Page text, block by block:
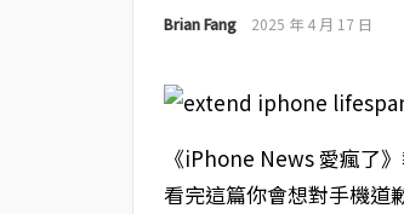
Brian Fang 2025 年 4 月 17 日
《iPhone News 愛瘋了
看完這篇你會想對手機道